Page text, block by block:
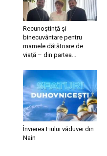
Recunoștință și
binecuvântare pentru
mamele dătătoare de
viață – din partea...
Învierea Fiului văduvei din
Nain